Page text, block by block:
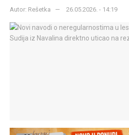
Autor: Rešetka 26.05.2026. - 14:19